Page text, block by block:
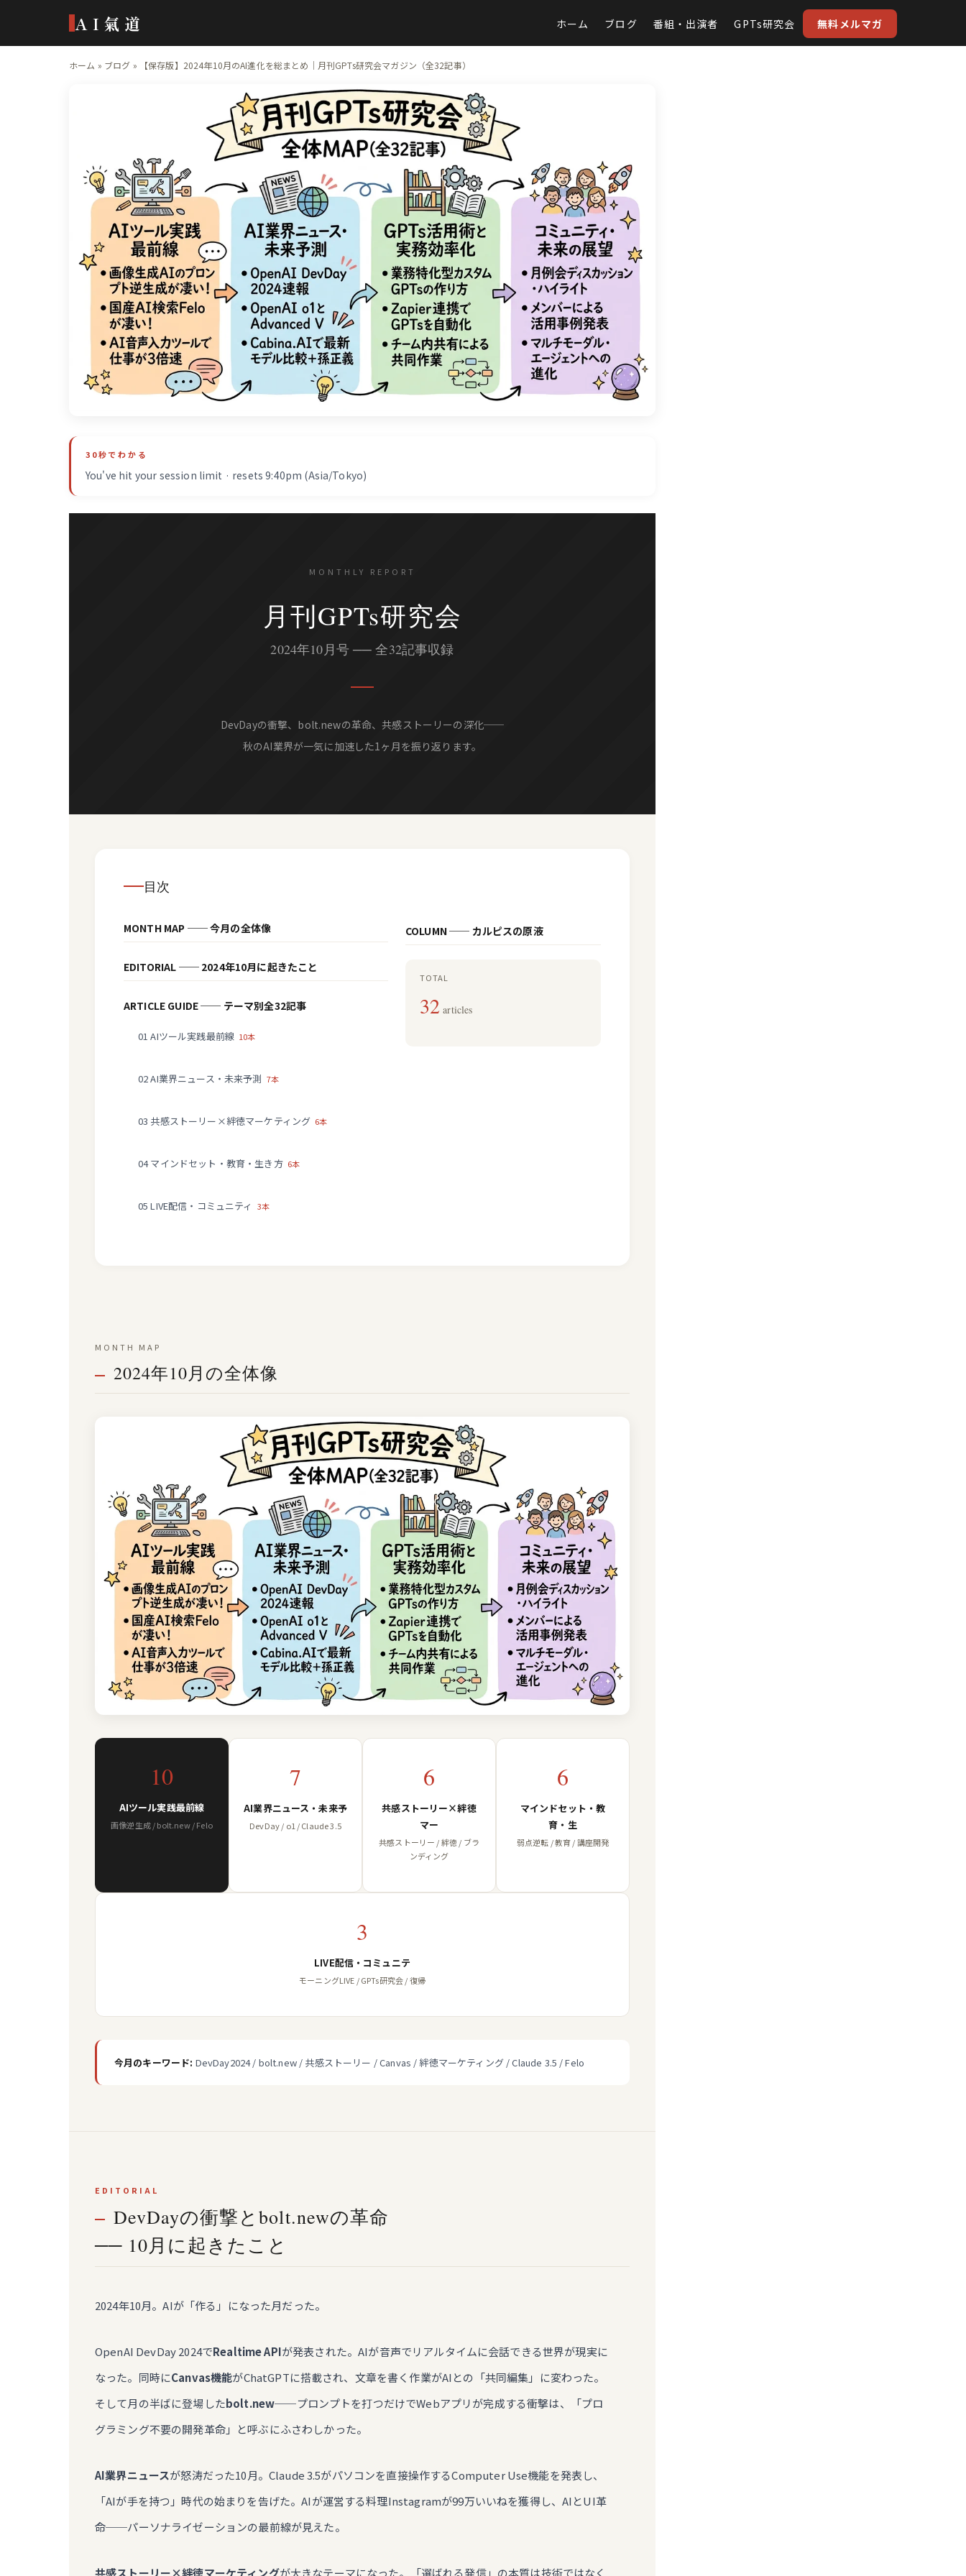
AI氣道 ホーム ブログ 番組・出演者 GPTs研究会 無料メルマガ
ホーム » ブログ » 【保存版】2024年10月のAI進化を総まとめ｜月刊GPTs研究会マガジン（全32記事）
30秒でわかる
You've hit your session limit · resets 9:40pm (Asia/Tokyo)
MONTHLY REPORT
月刊GPTs研究会
2024年10月号 ── 全32記事収録
DevDayの衝撃、bolt.newの革命、共感ストーリーの深化──
秋のAI業界が一気に加速した1ヶ月を振り返ります。
目次
MONTH MAP ── 今月の全体像
EDITORIAL ── 2024年10月に起きたこと
ARTICLE GUIDE ── テーマ別全32記事
01 AIツール実践最前線 10本
02 AI業界ニュース・未来予測 7本
03 共感ストーリー×絆徳マーケティング 6本
04 マインドセット・教育・生き方 6本
05 LIVE配信・コミュニティ 3本
COLUMN ── カルピスの原液
TOTAL
32 articles
MONTH MAP
2024年10月の全体像
10
AIツール実践最前線
画像逆生成 / bolt.new / Felo
7
AI業界ニュース・未来予
DevDay / o1 / Claude 3.5
6
共感ストーリー×絆徳
マー
共感ストーリー / 絆徳 / ブラ
ンディング
6
マインドセット・教
育・生
弱点逆転 / 教育 / 講座開発
3
LIVE配信・コミュニテ
モーニングLIVE / GPTs研究会 / 復帰
今月のキーワード: DevDay2024 / bolt.new / 共感ストーリー / Canvas / 絆徳マーケティング / Claude 3.5 / Felo
EDITORIAL
DevDayの衝撃とbolt.newの革命
── 10月に起きたこと
2024年10月。AIが「作る」になった月だった。
OpenAI DevDay 2024でRealtime APIが発表された。AIが音声でリアルタイムに会話できる世界が現実に
なった。同時にCanvas機能がChatGPTに搭載され、文章を書く作業がAIとの「共同編集」に変わった。
そして月の半ばに登場したbolt.new──プロンプトを打つだけでWebアプリが完成する衝撃は、「プロ
グラミング不要の開発革命」と呼ぶにふさわしかった。
AI業界ニュースが怒涛だった10月。Claude 3.5がパソコンを直接操作するComputer Use機能を発表し、
「AIが手を持つ」時代の始まりを告げた。AIが運営する料理Instagramが99万いいねを獲得し、AIとUI革
命──パーソナライゼーションの最前線が見えた。
共感ストーリー×絆徳マーケティングが大きなテーマになった。「選ばれる発信」の本質は技術ではなく